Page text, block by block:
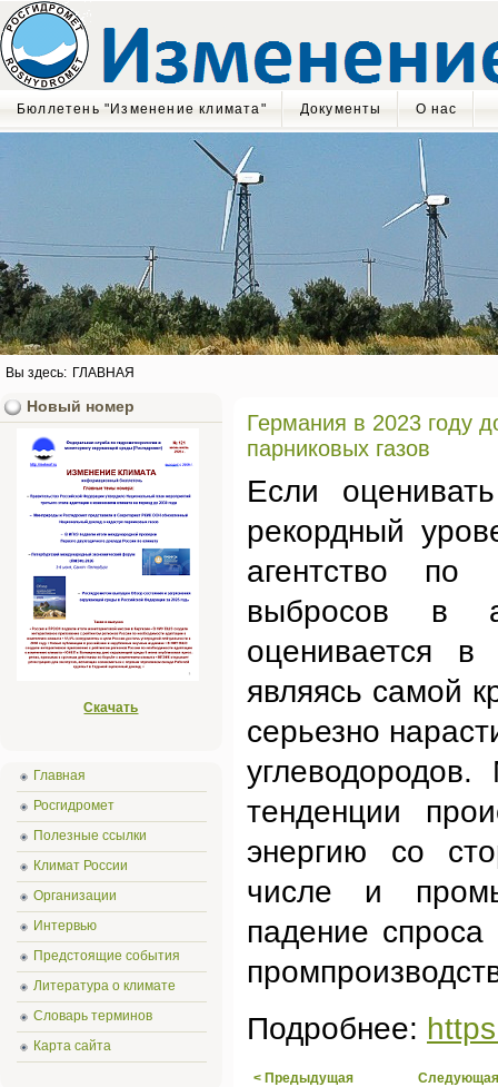
Бюллетень "Изменение климата" Документы О нас
Вы здесь: ГЛАВНАЯ
Германия в 2023 году
парниковых газов
Если
рекордный
агентство
выбросов в
оценивается
являясь самой
серьезно
тенденции
энергию со
числе и
падение
Подробнее:
< Предыдущая
Новый номер
Скачать
Главная
Росгидромет
Полезные ссылки
Климат России
Организации
Интервью
Предстоящие события
Литература о климате
Словарь терминов
Карта сайта